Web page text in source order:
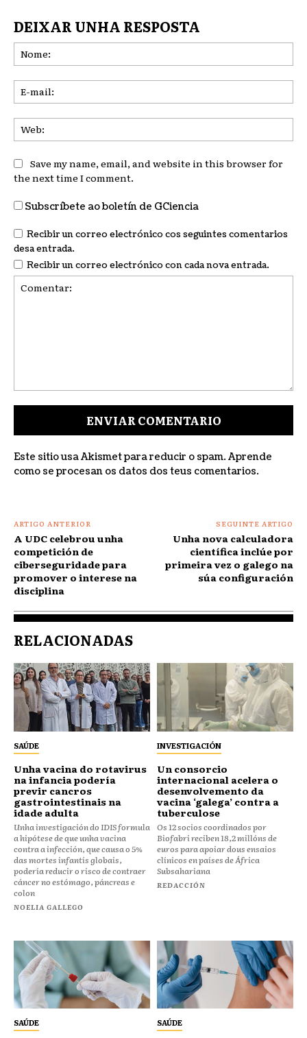
DEIXAR UNHA RESPOSTA
Save my name, email, and website in this browser for
the next time I comment.
Subscríbete ao boletín de GCiencia
Recibir un correo electrónico cos seguintes comentarios
desa entrada.
Recibir un correo electrónico con cada nova entrada.
Este sitio usa Akismet para reducir o spam. Aprende
como se procesan os datos dos teus comentarios.
ARTIGO ANTERIOR
A UDC celebrou unha
competición de
ciberseguridade para
promover o interese na
disciplina
SEGUINTE ARTIGO
Unha nova calculadora
científica inclúe por
primeira vez o galego na
súa configuración
RELACIONADAS
SAÚDE
Unha vacina do rotavirus
na infancia podería
previr cancros
gastrointestinais na
idade adulta
Unha investigación do IDIS formula
a hipótese de que unha vacina
contra a infección, que causa o 5%
das mortes infantís globais,
podería reducir o risco de contraer
cáncer no estómago, páncreas e
colon
NOELIA GALLEGO
INVESTIGACIÓN
Un consorcio
internacional acelera o
desenvolvemento da
vacina ‘galega’ contra a
tuberculose
Os 12 socios coordinados por
Biofabri reciben 18,2 millóns de
euros para apoiar dous ensaios
clínicos en países de África
Subsahariana
REDACCIÓN
SAÚDE SAÚDE